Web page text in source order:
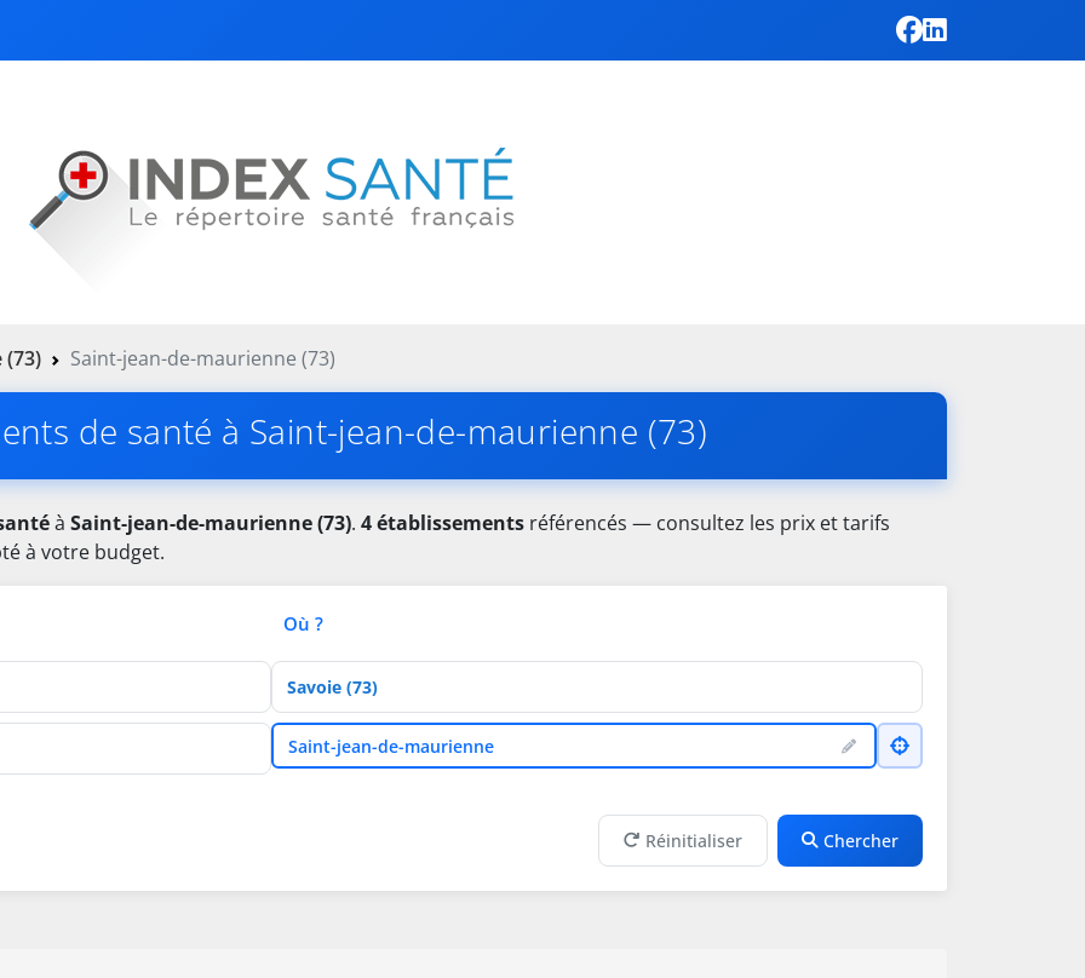
(73) Saint-jean-de-maurienne (73)
de santé à Saint-jean-de-maurienne (73)
à Saint-jean-de-maurienne (73). 4 établissements référencés — consultez les prix et tarifs
à votre budget.
Où ?
Département
VilleSaint-jean-de-maurienne
Réinitialiser Chercher